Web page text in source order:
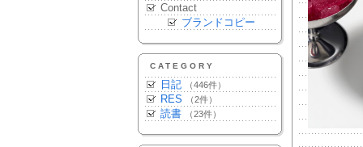
Contact
ブランドコピー
CATEGORY
日記 （446件）
RES （2件）
読書 （23件）